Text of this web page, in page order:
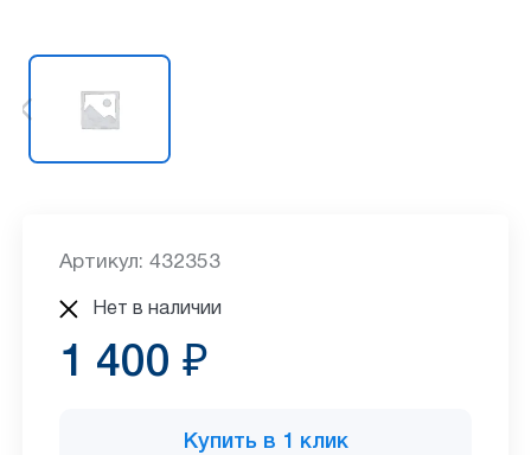
Артикул: 432353
Нет в наличии
1 400 ₽
Купить в 1 клик